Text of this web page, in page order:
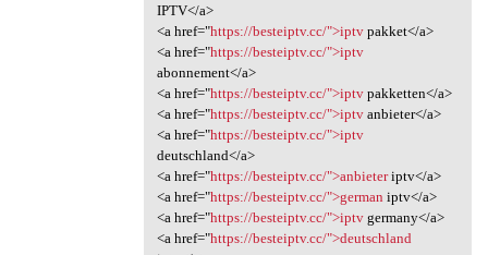
IPTV</a>
<a href="https://besteiptv.cc/">iptvpakket</a>
<a href="https://besteiptv.cc/">iptv
abonnement</a>
<a href="https://besteiptv.cc/">iptvpakketten</a>
<a href="https://besteiptv.cc/">iptvanbieter</a>
<a href="https://besteiptv.cc/">iptv
deutschland</a>
<a href="https://besteiptv.cc/">anbieteriptv</a>
<a href="https://besteiptv.cc/">german iptv</a>
<a href="https://besteiptv.cc/">iptvgermany</a>
<a href="https://besteiptv.cc/">deutschland